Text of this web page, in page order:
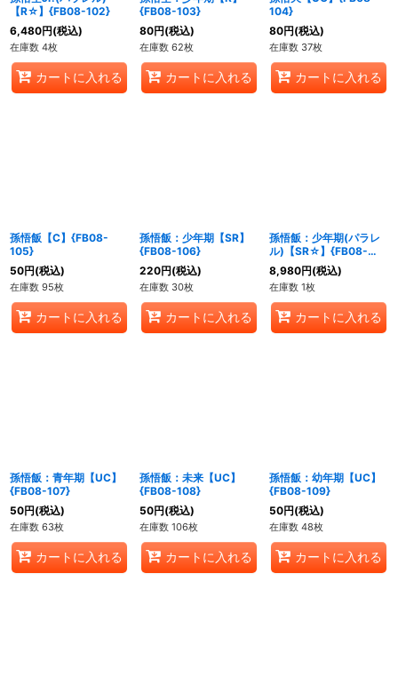
【R☆】{FB08-102}
6,480円(税込)
在庫数 4枚
カートに入れる
{FB08-103}
80円(税込)
在庫数 62枚
カートに入れる
104}
80円(税込)
在庫数 37枚
カートに入れる
孫悟飯【C】{FB08-
105}
50円(税込)
在庫数 95枚
カートに入れる
孫悟飯：少年期【SR】
{FB08-106}
220円(税込)
在庫数 30枚
カートに入れる
孫悟飯：少年期(パラレ
ル)【SR☆】{FB08-
106}
8,980円(税込)
在庫数 1枚
カートに入れる
孫悟飯：青年期【UC】
{FB08-107}
50円(税込)
在庫数 63枚
カートに入れる
孫悟飯：未来【UC】
{FB08-108}
50円(税込)
在庫数 106枚
カートに入れる
孫悟飯：幼年期【UC】
{FB08-109}
50円(税込)
在庫数 48枚
カートに入れる